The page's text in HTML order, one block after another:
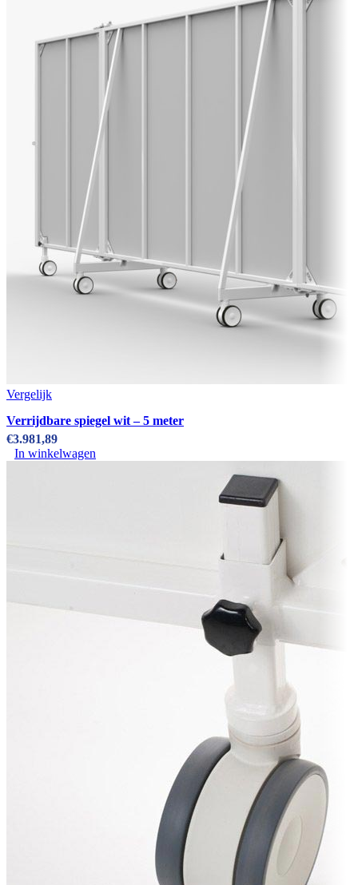
Vergelijk
Verrijdbare spiegel wit – 5 meter
€3.981,89
In winkelwagen